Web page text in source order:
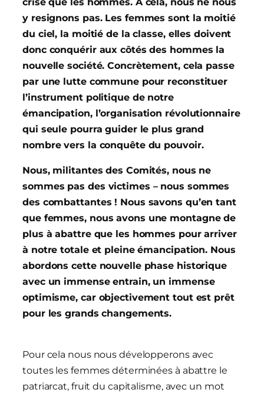
crise que les hommes. A cela, nous ne nous
y resignons pas. Les femmes sont la moitié
du ciel, la moitié de la classe, elles doivent
donc conquérir aux côtés des hommes la
nouvelle société. Concrètement, cela passe
par une lutte commune pour reconstituer
l’instrument politique de notre
émancipation, l’organisation révolutionnaire
qui seule pourra guider le plus grand
nombre vers la conquête du pouvoir.
Nous, militantes des Comités, nous ne
sommes pas des victimes – nous sommes
des combattantes ! Nous savons qu’en tant
que femmes, nous avons une montagne de
plus à abattre que les hommes pour arriver
à notre totale et pleine émancipation. Nous
abordons cette nouvelle phase historique
avec un immense entrain, un immense
optimisme, car objectivement tout est prêt
pour les grands changements.
Pour cela nous nous développerons avec
toutes les femmes déterminées à abattre le
patriarcat, fruit du capitalisme, avec un mot